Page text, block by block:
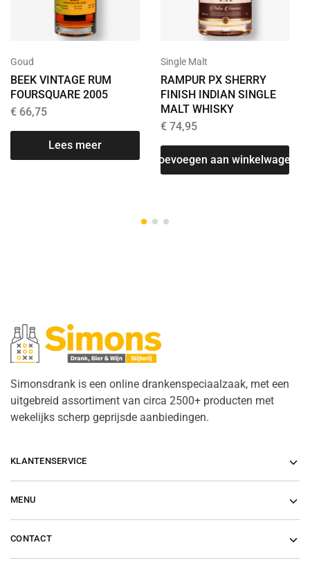
Goud
BEEK VINTAGE RUM
FOURSQUARE 2005
€ 66,75
Lees meer
Single Malt
RAMPUR PX SHERRY
FINISH INDIAN SINGLE
MALT WHISKY
€74,95
Toevoegen aan winkelwagen
Simonsdrank is een online drankenspeciaalzaak, met een
uitgebreid assortiment van circa 2500+ producten met
wekelijks scherp geprijsde aanbiedingen.
KLANTENSERVICE
MENU
CONTACT